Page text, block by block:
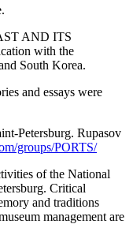
AND ITS
with the
South Korea.
and essays were
Petersburg. Rupasov
groups/PORTS/
of the National
Critical
and traditions
management are